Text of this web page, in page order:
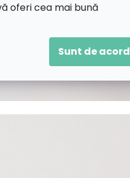
oferi cea mai bună
Sunt de acord